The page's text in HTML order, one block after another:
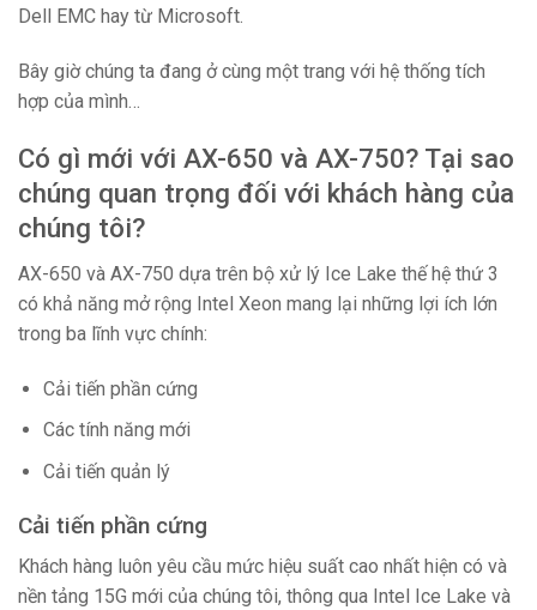
Dell EMC hay từ Microsoft.
Bây giờ chúng ta đang ở cùng một trang với hệ thống tích
hợp của mình…
Có gì mới với AX-650 và AX-750? Tại sao
chúng quan trọng đối với khách hàng của
chúng tôi?
AX-650 và AX-750 dựa trên bộ xử lý Ice Lake thế hệ thứ 3
có khả năng mở rộng Intel Xeon mang lại những lợi ích lớn
trong ba lĩnh vực chính:
Cải tiến phần cứng
Các tính năng mới
Cải tiến quản lý
Cải tiến phần cứng
Khách hàng luôn yêu cầu mức hiệu suất cao nhất hiện có và
nền tảng 15G mới của chúng tôi, thông qua Intel Ice Lake và